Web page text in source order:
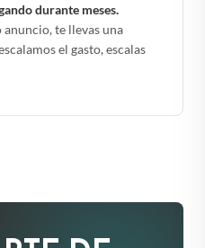
durante meses.
te llevas una
el gasto, escalas